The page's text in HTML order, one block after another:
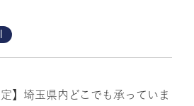
】埼玉県内どこでも承っていま